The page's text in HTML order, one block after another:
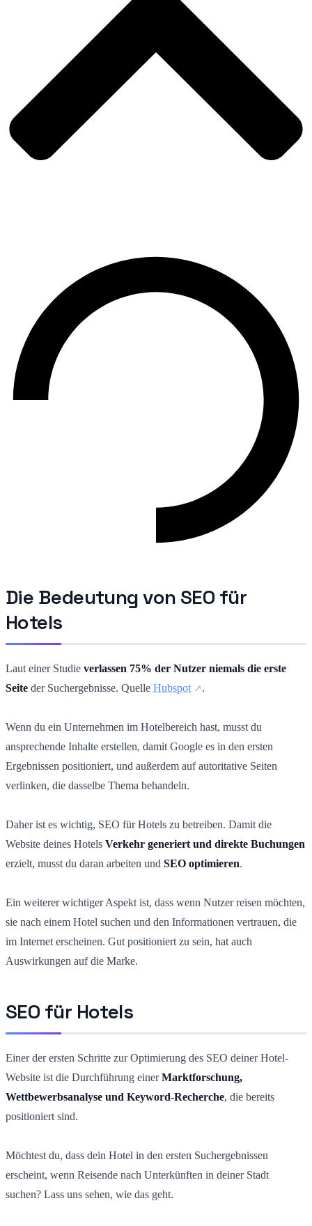
Die Bedeutung von SEO für
Hotels
Laut einer Studie verlassen 75% der Nutzer niemals die erste
Seite der Suchergebnisse. Quelle Hubspot .
Wenn du ein Unternehmen im Hotelbereich hast, musst du
ansprechende Inhalte erstellen, damit Google es in den ersten
Ergebnissen positioniert, und außerdem auf autoritative Seiten
verlinken, die dasselbe Thema behandeln.
Daher ist es wichtig, SEO für Hotels zu betreiben. Damit die
Website deines Hotels Verkehr generiert und direkte Buchungen
erzielt, musst du daran arbeiten und SEO optimieren.
Ein weiterer wichtiger Aspekt ist, dass wenn Nutzer reisen möchten,
sie nach einem Hotel suchen und den Informationen vertrauen, die
im Internet erscheinen. Gut positioniert zu sein, hat auch
Auswirkungen auf die Marke.
SEO für Hotels
Einer der ersten Schritte zur Optimierung des SEO deiner Hotel-
Website ist die Durchführung einerMarktforschung,
Wettbewerbsanalyse und Keyword-Recherche, die bereits
positioniert sind.
Möchtest du, dass dein Hotel in den ersten Suchergebnissen
erscheint, wenn Reisende nach Unterkünften in deiner Stadt
suchen? Lass uns sehen, wie das geht.